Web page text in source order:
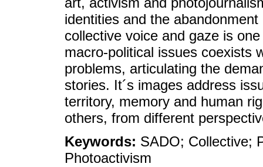
identities and the
collective voice and gaze is
macro-political issues coexists
problems, articulating the
stories. It´s images address
territory, memory and human
others, from different
Keywords: SADO; Collective;
Photoactivism